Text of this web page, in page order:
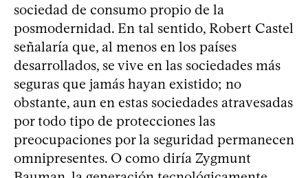
sociedad de consumo propio de la
posmodernidad. En tal sentido, Robert Castel
señalaría que, al menos en los países
desarrollados, se vive en las sociedades más
seguras que jamás hayan existido; no
obstante, aun en estas sociedades atravesadas
por todo tipo de protecciones las
preocupaciones por la seguridad permanecen
omnipresentes. O como diría Zygmunt